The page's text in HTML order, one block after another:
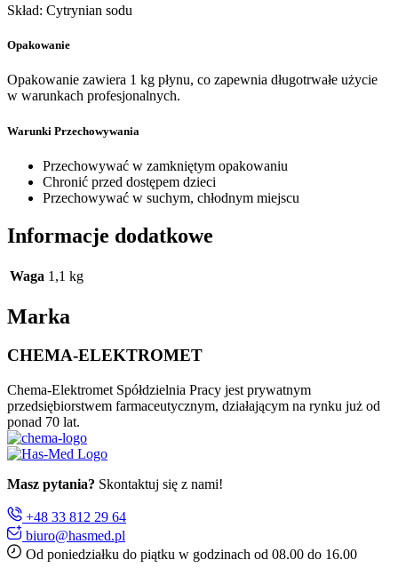
Skład: Cytrynian sodu
Opakowanie
Opakowanie zawiera 1 kg płynu, co zapewnia długotrwałe użycie
w warunkach profesjonalnych.
Warunki Przechowywania
Przechowywać w zamkniętym opakowaniu
Chronić przed dostępem dzieci
Przechowywać w suchym, chłodnym miejscu
Informacje dodatkowe
Waga 1,1 kg
Marka
CHEMA-ELEKTROMET
Chema-Elektromet Spółdzielnia Pracy jest prywatnym
przedsiębiorstwem farmaceutycznym, działającym na rynku już od
ponad 70 lat.
Masz pytania? Skontaktuj się z nami!
+48 33 812 29 64
biuro@hasmed.pl
Od poniedziałku do piątku w godzinach od 08.00 do 16.00